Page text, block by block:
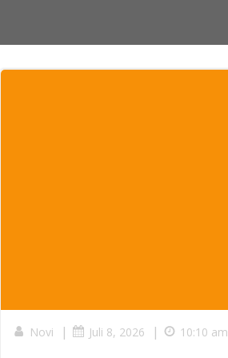
Novi | Juli 8, 2026 | 10:10 am